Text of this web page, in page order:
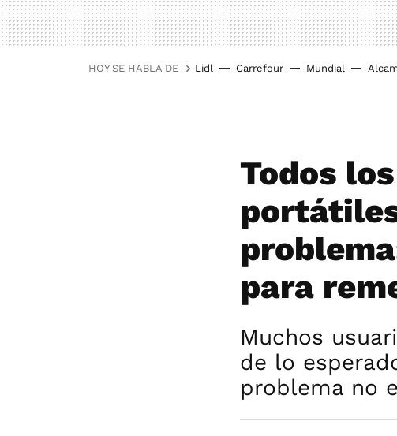
HOY SE HABLA DE Lidl Carrefour Mundial
Todos
para
Muchos
de lo
problema no